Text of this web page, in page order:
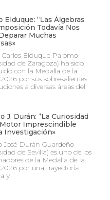
Elduque: “Las Álgebras
Todavía Nos
Muchas
Elduque Palomo
de Zaragoza) ha sido
con la Medalla de la
por sus sobresalientes
a diversas áreas del
J. Durán: “La Curiosidad
Imprescindible
Investigación»
José Durán Guardeño
de Sevilla) es uno de los
de la Medalla de la
por una trayectoria
y